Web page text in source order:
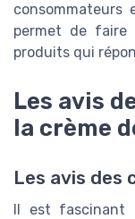
consommateurs
permet de faire
produits qui
Les avis
la crème
Les avis des
Il est fascinant